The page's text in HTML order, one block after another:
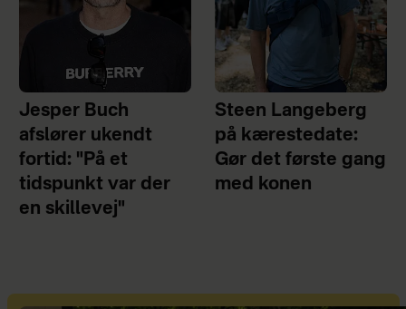
Jesper Buch
afslører ukendt
fortid: "På et
tidspunkt var der
en skillevej"
Steen Langeberg
på kærestedate:
Gør det første gang
med konen